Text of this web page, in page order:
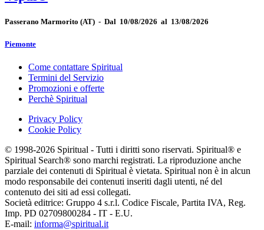
Passerano Marmorito (AT) - Dal 10/08/2026 al 13/08/2026
Piemonte
Come contattare Spiritual
Termini del Servizio
Promozioni e offerte
Perchè Spiritual
Privacy Policy
Cookie Policy
© 1998-2026 Spiritual - Tutti i diritti sono riservati. Spiritual® e
Spiritual Search® sono marchi registrati. La riproduzione anche
parziale dei contenuti di Spiritual è vietata. Spiritual non è in alcun
modo responsabile dei contenuti inseriti dagli utenti, né del
contenuto dei siti ad essi collegati.
Società editrice: Gruppo 4 s.r.l. Codice Fiscale, Partita IVA, Reg.
Imp. PD 02709800284 - IT - E.U.
E-mail: informa@spiritual.it